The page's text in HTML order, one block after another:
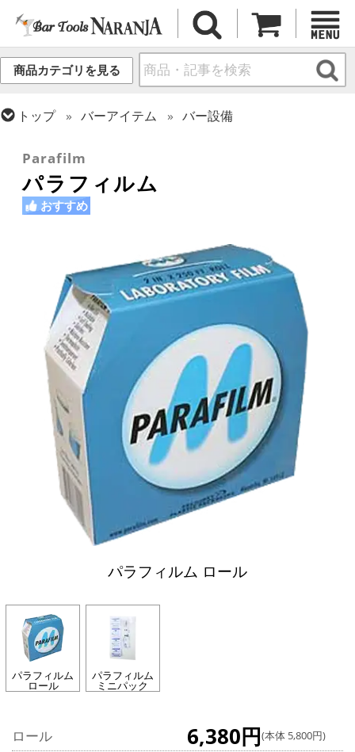
商品カテゴリを見る
トップ バーアイテム
バー設備
Parafilm
パラフィルム
おすすめ
パラフィルム ロール
パラフィルム
ロール
パラフィルム
ミニパック
ロール 6,380円(本体 5,800円)